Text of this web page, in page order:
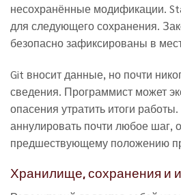
несохранённые модификации.
для следующего сохранения.
безопасно зафиксированы в
Git вносит данные, но почти
сведения. Программист может
опасения утратить итоги
аннулировать почти любое шаг,
предшествующему положению
Хранилище, сохранения и